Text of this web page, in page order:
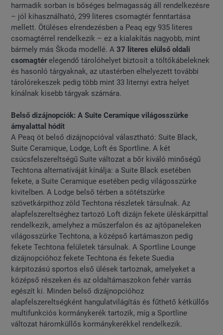
harmadik sorban is bőséges belmagasság áll rendelkezésre
– jól kihasználható, 299 literes csomagtér fenntartása
mellett. Ötüléses elrendezésben a Peaq egy 935 literes
csomagtérrel rendelkezik – ez a kialakítás nagyobb, mint
bármely más Škoda modellé. A37 literes elülső oldali
csomagtérelegendő tárolóhelyet biztosít a töltőkábeleknek
és hasonló tárgyaknak, az utastérben elhelyezett további
tárolórekeszek pedig több mint 33 liternyi extra helyet
kínálnak kisebb tárgyak számára.
Belső dizájnopciók: A Suite Ceramique világosszürke
árnyalattal hódít
A Peaq öt belső dizájnopcióval választható: Suite Black,
Suite Ceramique, Lodge, Loft és Sportline. A két
csúcsfelszereltségű Suite változat a bőr kiváló minőségű
Techtona alternatíváját kínálja: a Suite Black esetében
fekete, a Suite Ceramique esetében pedig világosszürke
kivitelben. A Lodge belső térben a sötétszürke
szövetkárpithoz zöld Techtona részletek társulnak. Az
alapfelszereltséghez tartozó Loft dizájn fekete üléskárpittal
rendelkezik, amelyhez a műszerfalon és az ajtópaneleken
világosszürke Techtona, a középső kartámaszon pedig
fekete Techtona felületek társulnak. A Sportline Lounge
dizájnopcióhoz fekete Techtona és fekete Suedia
kárpitozású sportos első ülések tartoznak, amelyeket a
középső részeken és az oldaltámaszokon fehér varrás
egészít ki. Minden belső dizájnopcióhoz
alapfelszereltségként hangulatvilágítás és fűthető kétküllős
multifunkciós kormánykerék tartozik, míg a Sportline
változat háromküllős kormánykerékkel rendelkezik.